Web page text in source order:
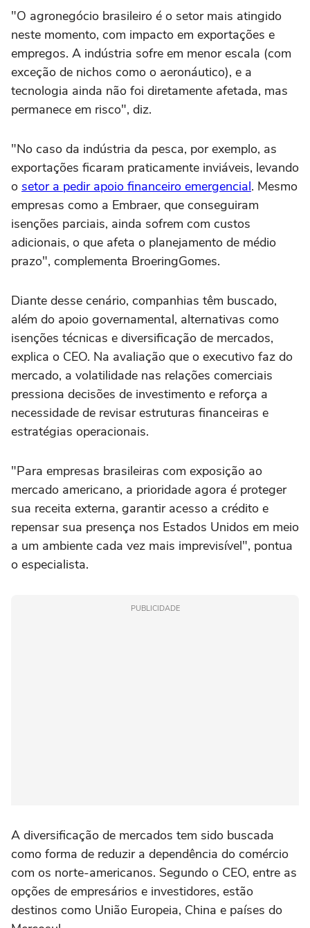
"O agronegócio brasileiro é o setor mais atingido
neste momento, com impacto em exportações e
empregos. A indústria sofre em menor escala (com
exceção de nichos como o aeronáutico), e a
tecnologia ainda não foi diretamente afetada, mas
permanece em risco", diz.
"No caso da indústria da pesca, por exemplo, as
exportações ficaram praticamente inviáveis, levando
o setor a pedir apoio financeiro emergencial. Mesmo
empresas como a Embraer, que conseguiram
isenções parciais, ainda sofrem com custos
adicionais, o que afeta o planejamento de médio
prazo", complementa BroeringGomes.
Diante desse cenário, companhias têm buscado,
além do apoio governamental, alternativas como
isenções técnicas e diversificação de mercados,
explica o CEO. Na avaliação que o executivo faz do
mercado, a volatilidade nas relações comerciais
pressiona decisões de investimento e reforça a
necessidade de revisar estruturas financeiras e
estratégias operacionais.
"Para empresas brasileiras com exposição ao
mercado americano, a prioridade agora é proteger
sua receita externa, garantir acesso a crédito e
repensar sua presença nos Estados Unidos em meio
a um ambiente cada vez mais imprevisível", pontua
o especialista.
PUBLICIDADE
A diversificação de mercados tem sido buscada
como forma de reduzir a dependência do comércio
com os norte-americanos. Segundo o CEO, entre as
opções de empresários e investidores, estão
destinos como União Europeia, China e países do